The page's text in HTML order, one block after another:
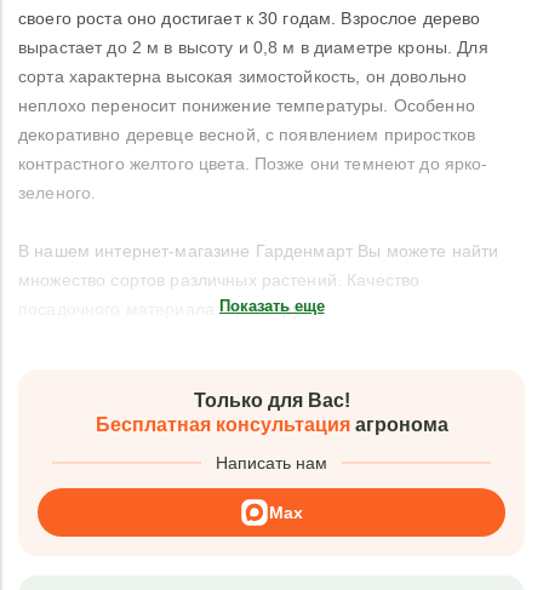
своего роста оно достигает к 30 годам. Взрослое дерево
вырастает до 2 м в высоту и 0,8 м в диаметре кроны. Для
сорта характерна высокая зимостойкость, он довольно
неплохо переносит понижение температуры. Особенно
декоративно деревце весной, с появлением приростков
контрастного желтого цвета. Позже они темнеют до ярко-
зеленого.
В нашем интернет-магазине Гарденмарт Вы можете найти
множество сортов различных растений. Качество
посадочного материала гарантируем.
Показать еще
Только для Вас!
Бесплатная консультацияагронома
Написать нам
Max